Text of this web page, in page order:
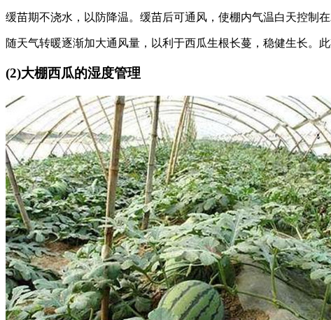
缓苗期不浇水，以防降温。缓苗后可通风，使棚内气温白天控制
随天气转暖逐渐加大通风量，以利于西瓜生根长蔓，稳健生长。
(2)大棚西瓜的湿度管理